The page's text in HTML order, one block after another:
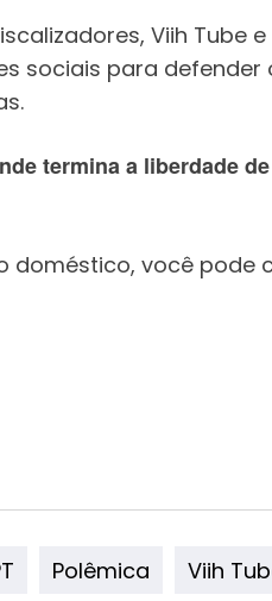
Viih Tube
sociais para
termina a liberdade
doméstico, você pode
Polêmica Viih